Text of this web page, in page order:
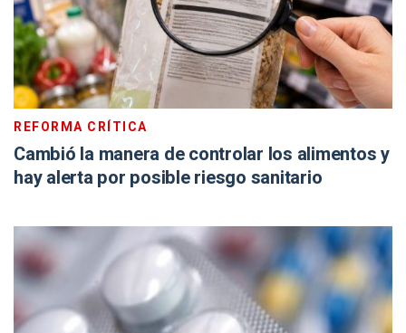
REFORMA CRÍTICA
Cambió la manera de controlar los alimentos y
hay alerta por posible riesgo sanitario